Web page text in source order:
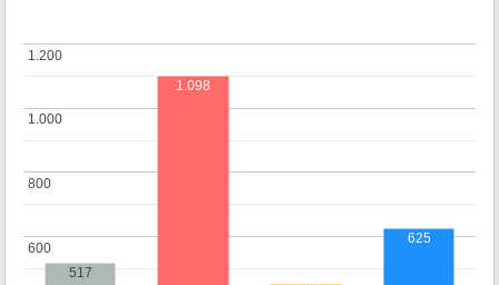
600
600
800
800
1.000
1.000
1.200
1.200
517
1.098
625